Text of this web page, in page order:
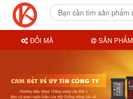
ĐỔI MÃ SẢN PHẨM